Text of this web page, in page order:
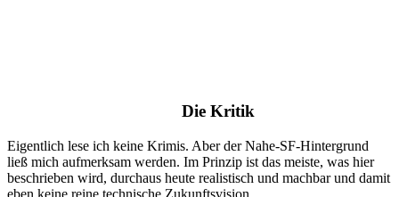
Die Kritik
Eigentlich lese ich keine Krimis. Aber der Nahe-SF-Hintergrund
ließ mich aufmerksam werden. Im Prinzip ist das meiste, was hier
beschrieben wird, durchaus heute realistisch und machbar und damit
eben keine reine technische Zukunftsvision.